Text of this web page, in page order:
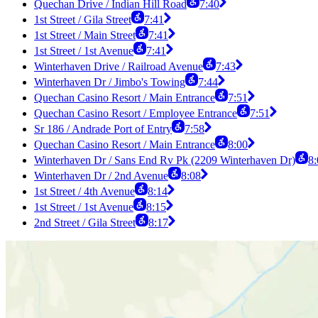
Quechan Drive / Indian Hill Road
7:40
1st Street / Gila Street
7:41
1st Street / Main Street
7:41
1st Street / 1st Avenue
7:41
Winterhaven Drive / Railroad Avenue
7:43
Winterhaven Dr / Jimbo's Towing
7:44
Quechan Casino Resort / Main Entrance
7:51
Quechan Casino Resort / Employee Entrance
7:51
Sr 186 / Andrade Port of Entry
7:58
Quechan Casino Resort / Main Entrance
8:00
Winterhaven Dr / Sans End Rv Pk (2209 Winterhaven Dr)
Winterhaven Dr / 2nd Avenue
8:08
1st Street / 4th Avenue
8:14
1st Street / 1st Avenue
8:15
2nd Street / Gila Street
8:17